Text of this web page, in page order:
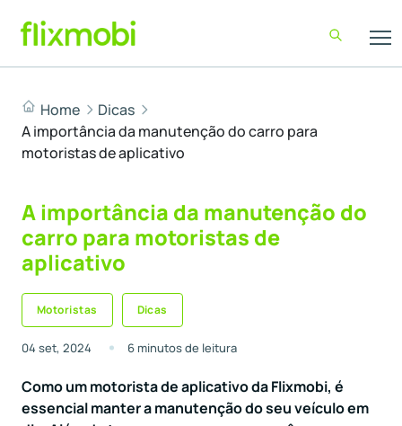
Home
Dicas
A importância da manutenção do carro para
motoristas de aplicativo
A importância da manutenção do
carro para motoristas de
aplicativo
Motoristas Dicas
04 set, 2024 6 minutos de leitura
Como um motorista de aplicativo da Flixmobi, é
essencial manter a manutenção do seu veículo em